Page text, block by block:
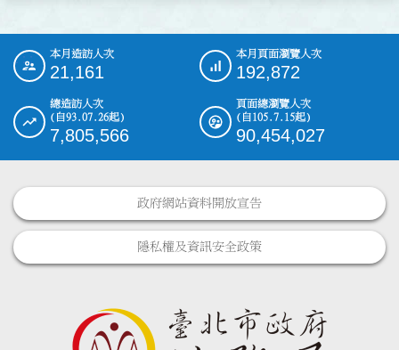
::: 本月造訪人次
21,161
本月頁面瀏覽人次
192,872
總造訪人次
(自93.07.26起)
7,805,566
頁面總瀏覽人次
(自105.7.15起)
90,454,027
政府網站資料開放宣告
隱私權及資訊安全政策